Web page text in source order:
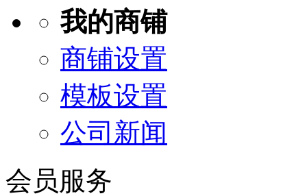
我的商铺
商铺设置
模板设置
公司新闻
会员服务